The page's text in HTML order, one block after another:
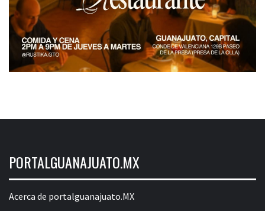
PORTALGUANAJUATO.MX
Acerca de portalguanajuato.MX